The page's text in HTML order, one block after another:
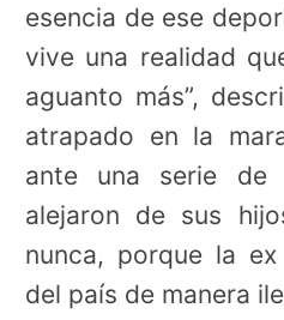
esencia de ese
vive una realidad
aguanto más”,
atrapado en la
ante una serie de
alejaron de sus
nunca, porque la
del país de manera